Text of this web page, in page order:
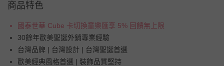
商品特色
國泰世華 Cube 卡切換童樂匯享 5% 回饋無上限
30餘年歐美聖誕外銷專業經驗
台灣品牌 | 台灣設計 | 台灣聖誕首選
歐美經典風格首選 | 裝飾品質堅持